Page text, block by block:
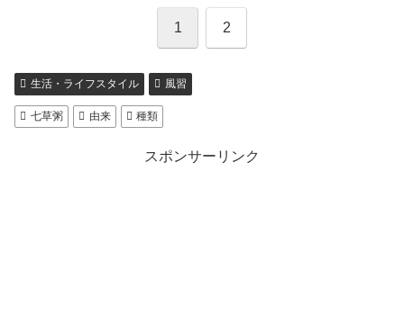
1 2
生活・ライフスタイル 風習
七草粥 由来 種類
スポンサーリンク